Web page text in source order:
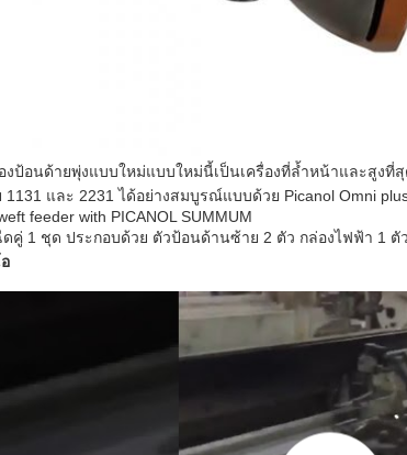
งป้อนด้ายพุ่งแบบใหม่แบบใหม่นี้เป็นเครื่องที่ล้ำหน้าและสูงที่
1131 และ 2231 ได้อย่างสมบูรณ์แบบด้วย Picanol Omni
feeder with PICANOL SUMMUM
คู่ 1 ชุด ประกอบด้วย ตัวป้อนด้านซ้าย 2 ตัว กล่องไฟฟ้า 1